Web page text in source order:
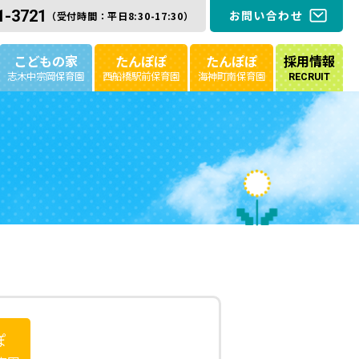
3721 （受付時間：平日8:30-17:30） お問い合わせ
こどもの家
志木中宗岡保育園
たんぽぽ
西船橋駅前保育園
たんぽぽ
海神町南保育園
採用情報
RECRUIT